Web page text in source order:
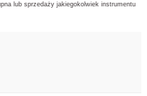
lub sprzedaży jakiegokolwiek instrumentu